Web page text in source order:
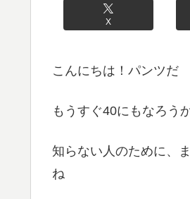
X
こんにちは！パンツだ
もうすぐ40にもなろう
知らない人のために、
ね